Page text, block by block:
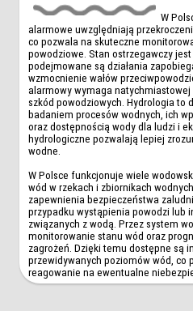
W
alarmowe uwzględniają
co pozwala na skuteczne
powodziowe. Stan ostrzegawczy
podejmowane są działania
wzmocnienie wałów
alarmowy wymaga
szkód powodziowych. Hydrologia to
badaniem procesów wodnych, ich
oraz dostępnością wody dla ludzi i
hydrologiczne pozwalają lepiej
wodne.
W Polsce funkcjonuje wiele
wód w rzekach i zbiornikach
zapewnienia bezpieczeństwa
przypadku wystąpienia powodzi lub
związanych z wodą. Przez system
monitorowanie stanu wód oraz
zagrożeń. Dzięki temu dostępne są
przewidywanych poziomów wód, co
reagowanie na ewentualne